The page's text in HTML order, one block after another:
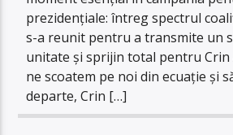
prezidențiale: întreg spectrul
s-a reunit pentru a transmite un
unitate și sprijin total pentru Crin
ne scoatem pe noi din ecuație și
departe, Crin […]